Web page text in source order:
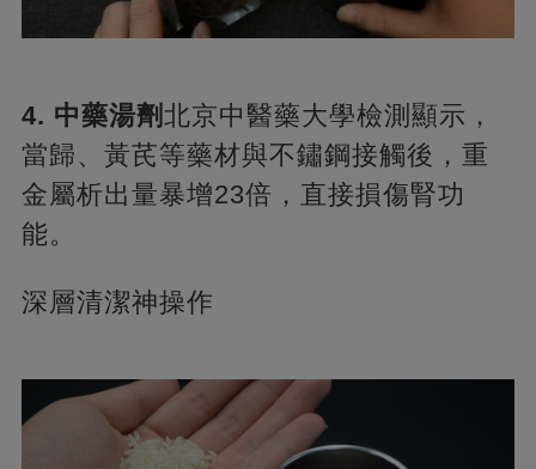
​4. 中藥湯劑​ ​北京中醫藥大學檢測顯示，
當歸、黃芪等藥材與不鏽鋼接觸後，重
金屬析出量暴增23倍，直接損傷腎功
能。
深層清潔神操作